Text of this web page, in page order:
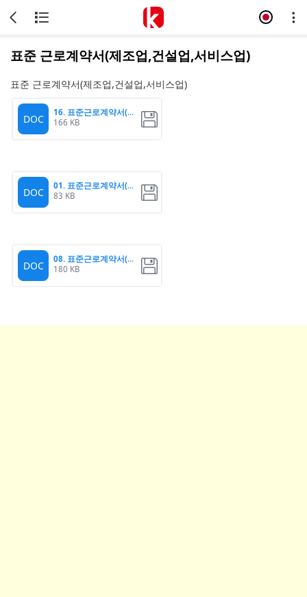
표준 근로계약서(제조업,건설업,서비스업)
표준 근로계약서(제조업,건설업,서비스업)
DOC
16. 표준근로계약서(제조
166 KB
DOC
01. 표준근로계약서(제조
83 KB
DOC
08. 표준근로계약서(제조
180 KB